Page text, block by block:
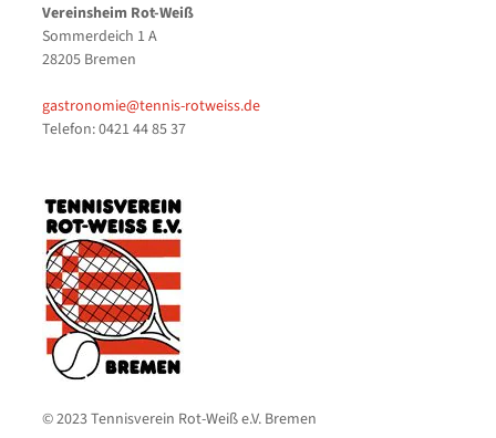
Vereinsheim Rot-Weiß
Sommerdeich 1 A
28205 Bremen
gastronomie@tennis-rotweiss.de
Telefon: 0421 44 85 37
© 2023 Tennisverein Rot-Weiß e.V. Bremen